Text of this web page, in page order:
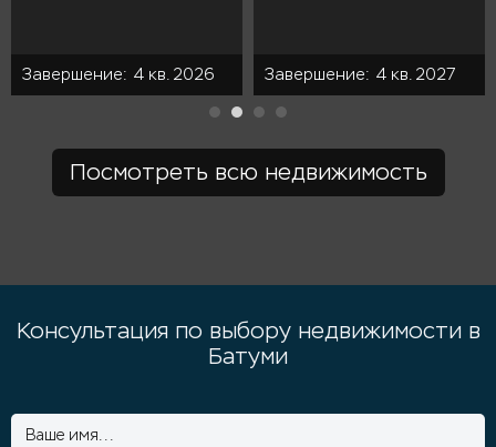
Завершение: 4 кв. 2026 Завершение: 4 кв. 2027
Посмотреть всю недвижимость
Консультация по выбору недвижимости в
Батуми